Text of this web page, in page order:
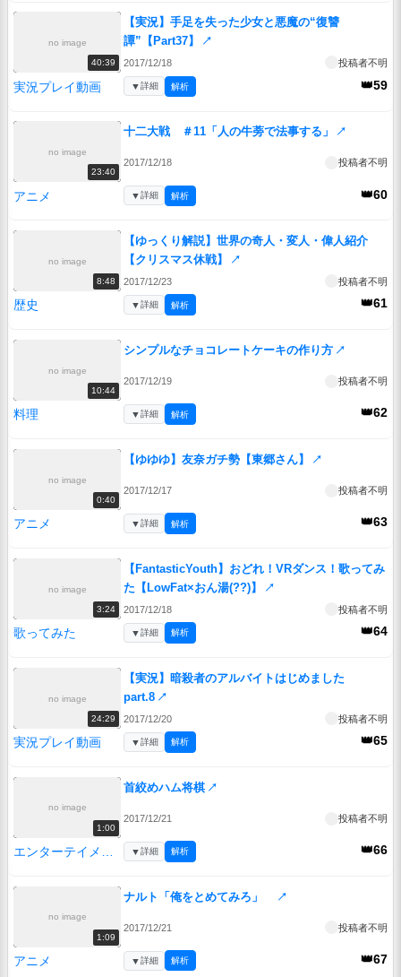
no image
40:39
【実況】手足を失った少女と悪魔の“復讐
譚”【Part37】
↗
2017/12/18 投稿者不明
実況プレイ動画 👑59
▼詳細 解析
no image
23:40
十二大戦 ＃11「人の牛蒡で法事する」 ↗
2017/12/18 投稿者不明
アニメ 👑60
▼詳細 解析
no image
8:48
【ゆっくり解説】世界の奇人・変人・偉人紹介
【クリスマス休戦】
↗
2017/12/23 投稿者不明
歴史 👑61
▼詳細 解析
no image
10:44
シンプルなチョコレートケーキの作り方 ↗
2017/12/19 投稿者不明
料理 👑62
▼詳細 解析
no image
0:40
【ゆゆゆ】友奈ガチ勢【東郷さん】 ↗
2017/12/17 投稿者不明
アニメ 👑63
▼詳細 解析
no image
3:24
【FantasticYouth】おどれ！VRダンス！歌ってみ
た【LowFat×おん湯(??)】
↗
2017/12/18 投稿者不明
歌ってみた 👑64
▼詳細 解析
no image
24:29
【実況】暗殺者のアルバイトはじめました
part.8 ↗
2017/12/20 投稿者不明
実況プレイ動画 👑65
▼詳細 解析
no image
1:00
首絞めハム将棋 ↗
2017/12/21 投稿者不明
👑66
▼詳細 解析
no image
1:09
ナルト「俺をとめてみろ」 ↗
2017/12/21 投稿者不明
アニメ 👑67
▼詳細 解析